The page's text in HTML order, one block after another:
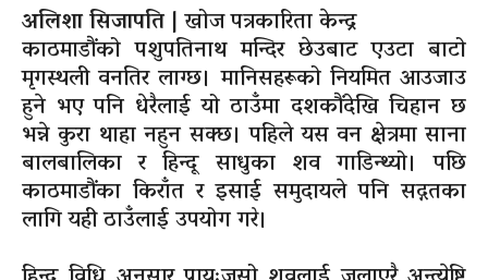
अलिशा सिजापति| खोज पत्रकारिता केन्द्र
काठमाडौंको पशुपतिनाथ मन्दिर छेउबाट एउटा बाटो
मृगस्थली वनतिर लाग्छ। मानिसहरूको नियमित आउजाउ
हुने भए पनि धेरैलाई यो ठाउँमा दशकौंदेखि चिहान छ
भन्ने कुरा थाहा नहुन सक्छ। पहिले यस वन क्षेत्रमा साना
बालबालिका र हिन्दू साधुका शव गाडिन्थ्यो। पछि
काठमाडौंका किराँत र इसाई समुदायले पनि सद्गतका
लागि यही ठाउँलाई उपयोग गरे।